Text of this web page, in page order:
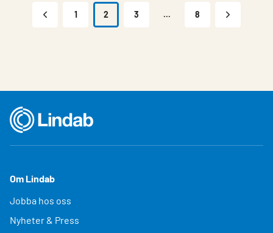
1 2 3 ... 8
Om Lindab
Jobba hos oss
Nyheter & Press